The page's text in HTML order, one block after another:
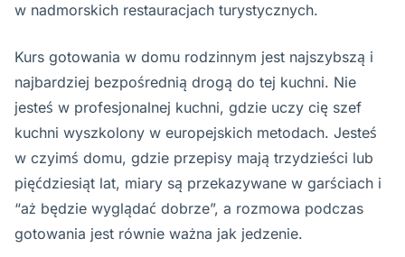
w nadmorskich restauracjach turystycznych.
Kurs gotowania w domu rodzinnym jest najszybszą i
najbardziej bezpośrednią drogą do tej kuchni. Nie
jesteś w profesjonalnej kuchni, gdzie uczy cię szef
kuchni wyszkolony w europejskich metodach. Jesteś
w czyimś domu, gdzie przepisy mają trzydzieści lub
pięćdziesiąt lat, miary są przekazywane w garściach i
“aż będzie wyglądać dobrze”, a rozmowa podczas
gotowania jest równie ważna jak jedzenie.